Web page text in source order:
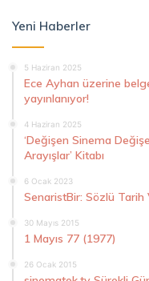
Yeni Haberler
5 Haziran 2025
Ece Ayhan üzerine
yayınlanıyor!
4 Haziran 2025
‘Değişen Sinema
Arayışlar’ Kitabı
6 Ocak 2023
SenaristBir: Sözlü Tarih
30 Mayıs 2015
1 Mayıs 77 (1977)
26 Ocak 2015